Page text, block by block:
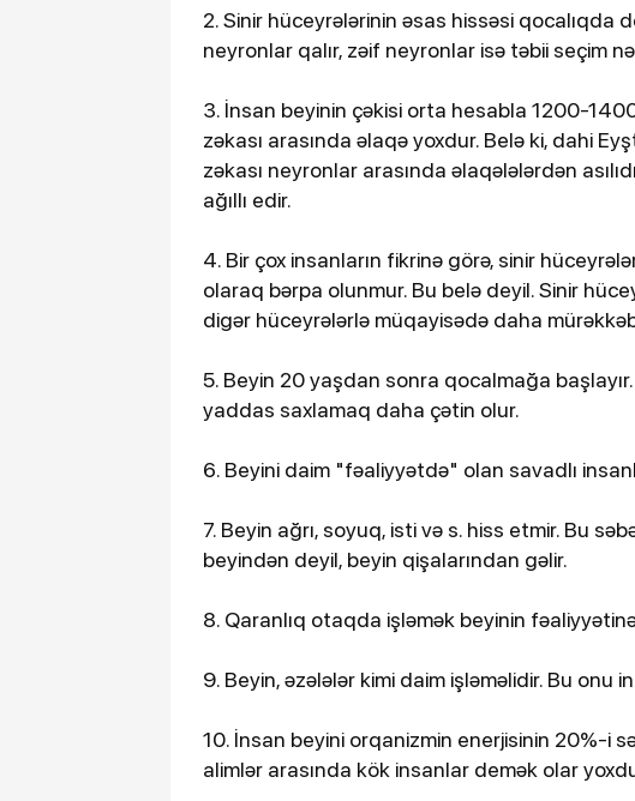
2. Sinir hüceyrələrinin əsas hissəsi qocalıqda
neyronlar qalır, zəif neyronlar isə təbii seçim
3. İnsan beyinin çəkisi orta hesabla 1200-
zəkası arasında əlaqə yoxdur. Belə ki, dahi
zəkası neyronlar arasında əlaqələlərdən
ağıllı edir.
4. Bir çox insanların fikrinə görə, sinir
olaraq bərpa olunmur. Bu belə deyil. Sinir
digər hüceyrələrlə müqayisədə daha
5. Beyin 20 yaşdan sonra qocalmağa
yaddas saxlamaq daha çətin olur.
6. Beyini daim "fəaliyyətdə" olan savadlı
7. Beyin ağrı, soyuq, isti və s. hiss etmir. Bu
beyindən deyil, beyin qişalarından gəlir.
8. Qaranlıq otaqda işləmək beyinin
9. Beyin, əzələlər kimi daim işləməlidir. Bu onu
10. İnsan beyini orqanizmin enerjisinin 20%-i
alimlər arasında kök insanlar demək olar